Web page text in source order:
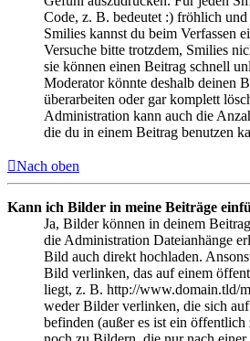
Code, z. B. bedeutet :) fröhlich
Smilies kannst du beim Verfassen
Versuche bitte trotzdem, Smilies
sie können einen Beitrag schnell
Moderator könnte deshalb deinen
überarbeiten oder gar komplett
Administration kann auch die
die du in einem Beitrag benutzen
Nach oben
Kann ich Bilder in meine Beiträge
Ja, Bilder können in deinem
die Administration Dateianhänge
Bild auch direkt hochladen.
Bild verlinken, das auf einem
liegt, z. B. http://www.domain.tld/
weder Bilder verlinken, die sich
befinden (außer es ist ein